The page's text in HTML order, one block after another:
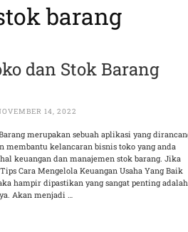
barang
dan Stok Barang
14, 2022
merupakan sebuah aplikasi yang
membantu kelancaran bisnis toko yang anda
keuangan dan manajemen stok barang. Jika
Cara Mengelola Keuangan Usaha Yang Baik
hampir dipastikan yang sangat penting adalah
Akan menjadi …